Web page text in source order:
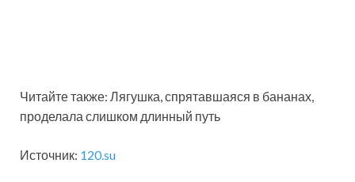
Читайте также: Лягушка, спрятавшаяся в бананах,
проделала слишком длинный путь
Источник: 120.su